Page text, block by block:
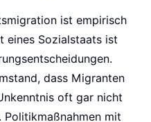
ist empirisch
eines Sozialstaats ist
dass Migranten
oft gar nicht
mit